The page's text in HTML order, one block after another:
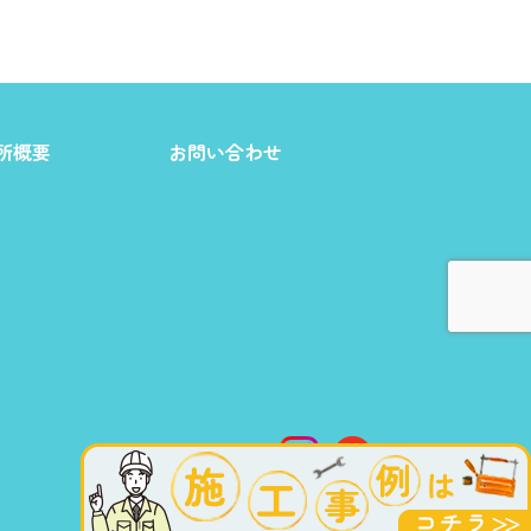
概要 お問い合わせ